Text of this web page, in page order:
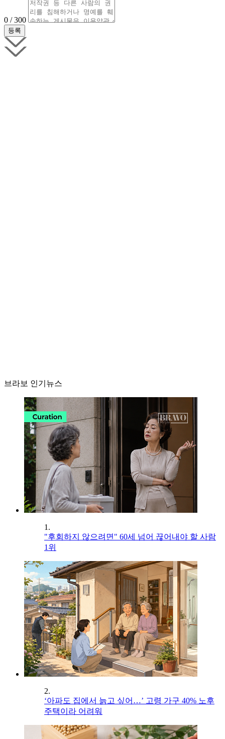
0 / 300
브라보 인기뉴스
1.
"후회하지 않으려면" 60세 넘어 끊어내야 할 사람
1위
2.
‘아파도 집에서 늙고 싶어…’ 고령 가구 40% 노후
주택이라 어려워